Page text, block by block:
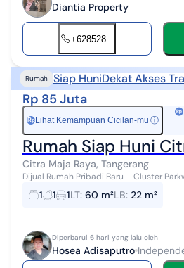
Diantia Property
+628528...
Rumah Siap HuniDekat Akses
Rp 85 Juta
Rp Lihat Kemampuan Cicilan-mu ⓘ
Rumah Siap Huni
Citra Maja Raya, Tangerang
Dijual Rumah Pribadi Baru – Cluster Parkway
22m 1 Lantai SHM Dapatkan kenyamanan maksimal di rumah
pribadi yang masih bar...
1 1 1LT: 60 m²LB: 22 m²
Diperbarui 6 hari yang lalu oleh
Hosea Adisaputro